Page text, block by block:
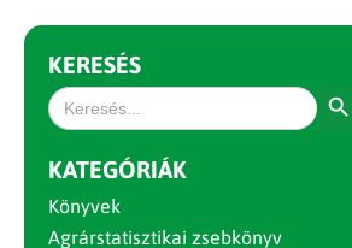
KERESÉS
Search
for:
KATEGÓRIÁK
Könyvek
Agrárstatisztikai zsebkönyv